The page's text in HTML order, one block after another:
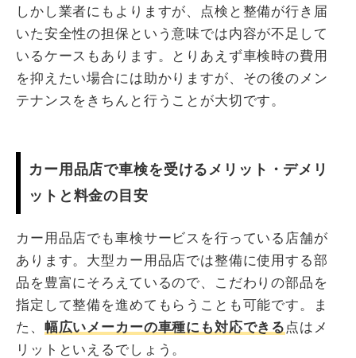
しかし業者にもよりますが、点検と整備が行き届
いた安全性の担保という意味では内容が不足して
いるケースもあります。とりあえず車検時の費用
を抑えたい場合には助かりますが、その後のメン
テナンスをきちんと行うことが大切です。
カー用品店で車検を受けるメリット・デメリ
ットと料金の目安
カー用品店でも車検サービスを行っている店舗が
あります。大型カー用品店では整備に使用する部
品を豊富にそろえているので、こだわりの部品を
指定して整備を進めてもらうことも可能です。ま
た、 幅広いメーカーの車種にも対応できる 点はメ
リットといえるでしょう。